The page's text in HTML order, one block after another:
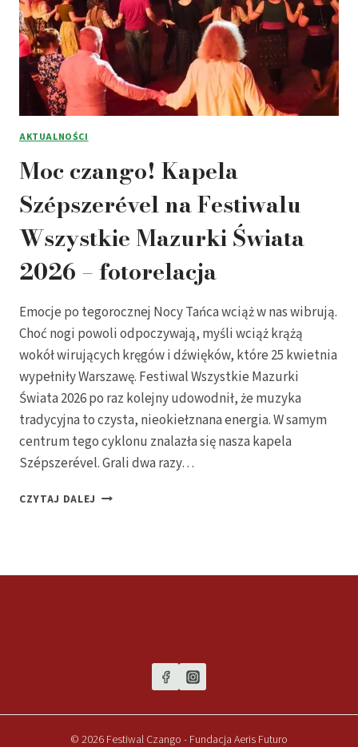
PARĄ!
AKTUALNOŚCI
Moc czango! Kapela
Szépszerével na Festiwalu
Wszystkie Mazurki Świata
2026 – fotorelacja
Emocje po tegorocznej Nocy Tańca wciąż w nas wibrują.
Choć nogi powoli odpoczywają, myśli wciąż krążą
wokół wirujących kręgów i dźwięków, które 25 kwietnia
wypełniły Warszawę. Festiwal Wszystkie Mazurki
Świata 2026 po raz kolejny udowodnił, że muzyka
tradycyjna to czysta, nieokiełznana energia. W samym
centrum tego cyklonu znalazła się nasza kapela
Szépszerével. Grali dwa razy…
CZYTAJ DALEJ MOC
FESTIWALU
FOTORELACJA
© 2026 Festiwal Czango - Fundacja Aeris Futuro